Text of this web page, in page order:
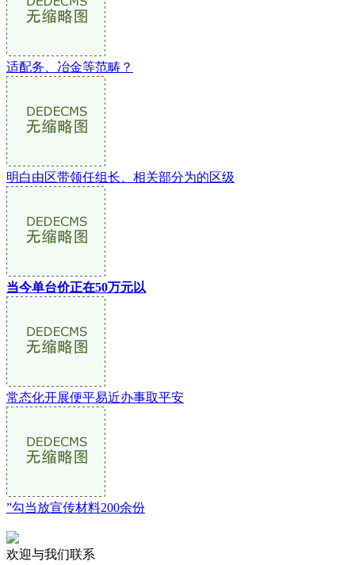
适配务、冶金等范畴？
明白由区带领任组长、相关部分为的区级
当今单台价正在50万元以
常态化开展便平易近办事取平安
”勾当放宣传材料200余份
欢迎与我们联系